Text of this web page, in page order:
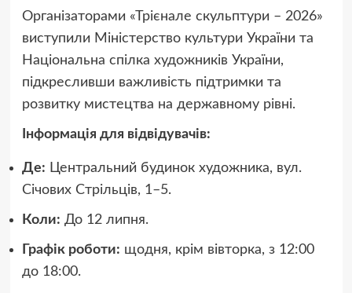
Організаторами «Трієнале скульптури – 2026»
виступили Міністерство культури України та
Національна спілка художників України,
підкресливши важливість підтримки та
розвитку мистецтва на державному рівні.
Інформація для відвідувачів:
Де: Центральний будинок художника, вул.
Січових Стрільців, 1–5.
Коли: До 12 липня.
Графік роботи: щодня, крім вівторка, з 12:00
до 18:00.